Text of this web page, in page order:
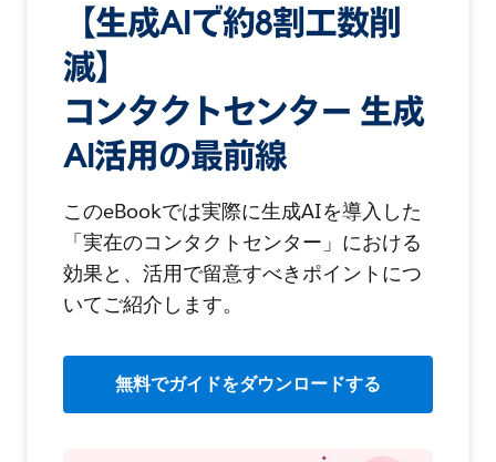
【生成AIで約8割工数削
減】
コンタクトセンター 生成
AI活用の最前線
このeBookでは実際に生成AIを導入した
「実在のコンタクトセンター」における
効果と、活用で留意すべきポイントにつ
いてご紹介します。
無料でガイドをダウンロードする